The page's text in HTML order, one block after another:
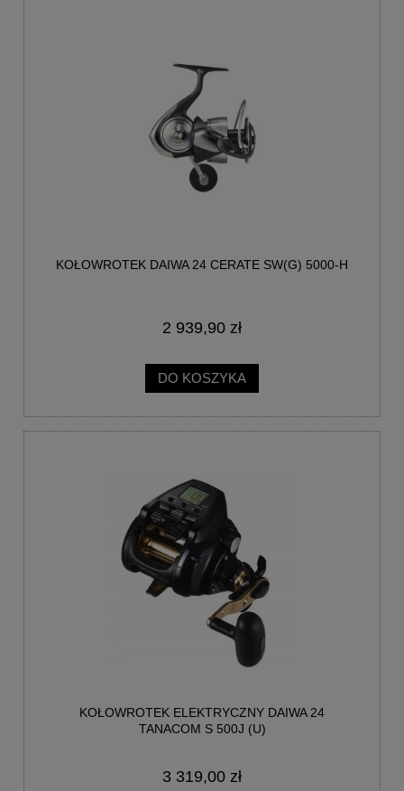
KOŁOWROTEK DAIWA 24 CERATE SW(G) 5000-H
2 939,90 zł
DO KOSZYKA
KOŁOWROTEK ELEKTRYCZNY DAIWA 24
TANACOM S 500J (U)
3 319,00 zł